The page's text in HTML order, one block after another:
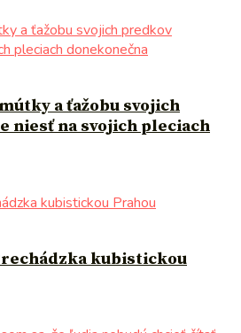
a ťažobu svojich
niesť na svojich pleciach
kubistickou